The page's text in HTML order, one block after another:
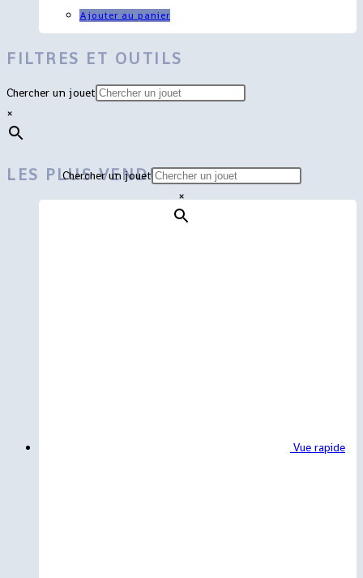
Chercher un jouet
×
Ajouter au panier
FILTRES ET OUTILS
Chercher un jouet
×
LES PLUS VENDUS
Vue rapide